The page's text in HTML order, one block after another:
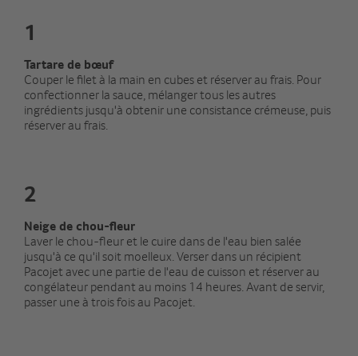
1
Tartare de bœuf
Couper le filet à la main en cubes et réserver au frais. Pour
confectionner la sauce, mélanger tous les autres
ingrédients jusqu'à obtenir une consistance crémeuse, puis
réserver au frais.
2
Neige de chou-fleur
Laver le chou-fleur et le cuire dans de l'eau bien salée
jusqu'à ce qu'il soit moelleux. Verser dans un récipient
Pacojet avec une partie de l'eau de cuisson et réserver au
congélateur pendant au moins 14 heures. Avant de servir,
passer une à trois fois au Pacojet.